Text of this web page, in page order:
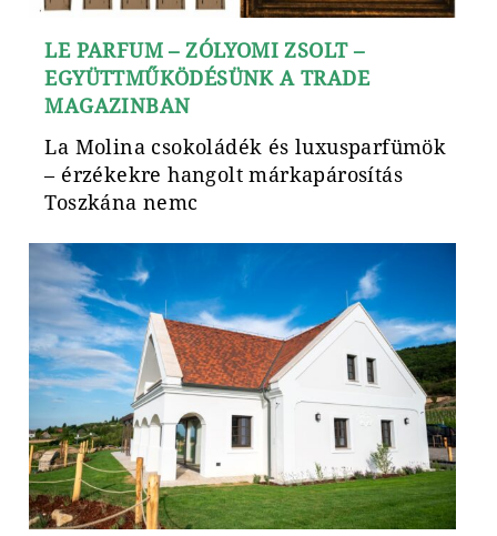
LE PARFUM – ZÓLYOMI ZSOLT –
EGYÜTTMŰKÖDÉSÜNK A TRADE
MAGAZINBAN
La Molina csokoládék és luxusparfümök
– érzékekre hangolt márkapárosítás
Toszkána nemc